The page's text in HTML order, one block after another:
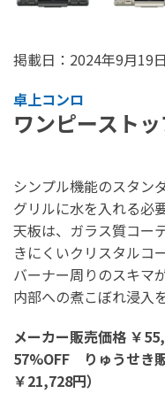
掲載日：2024年9月19日
卓上コンロ
ワンピースト
シンプル機能のスタン
グリルに水を入れる必
天板は、ガラス質コー
きにくいクリスタルコ
バーナー周りのスキマ
内部への煮こぼれ浸入
メーカー販売価格 ￥
57%OFF りゅうせき
￥21,728円）